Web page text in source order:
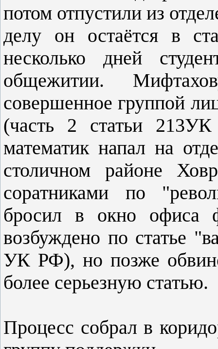
потом отпустили из
делу он остаётся в
несколько дней
общежитии.
совершенное группой
(часть 2 статьи
математик напал на
столичном районе
соратниками по
бросил в окно офиса
возбуждено по статье
УК РФ), но позже
более серьезную статью.
Процесс собрал в